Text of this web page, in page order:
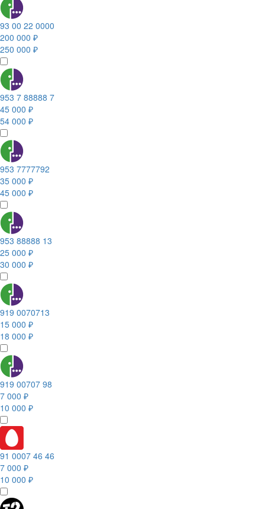
93 00 22 0000
200 000 ₽
250 000 ₽
953 7 88888 7
45 000 ₽
54 000 ₽
953 7777792
35 000 ₽
45 000 ₽
953 88888 13
25 000 ₽
30 000 ₽
919 0070713
15 000 ₽
18 000 ₽
919 00707 98
7 000 ₽
10 000 ₽
91 0007 46 46
7 000 ₽
10 000 ₽